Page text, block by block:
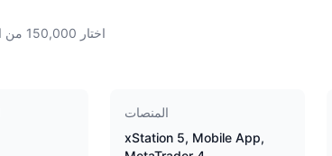
اختار 150,000 من المتداولين هذا الوسيط
المنصات
xStation 5, Mobile App,